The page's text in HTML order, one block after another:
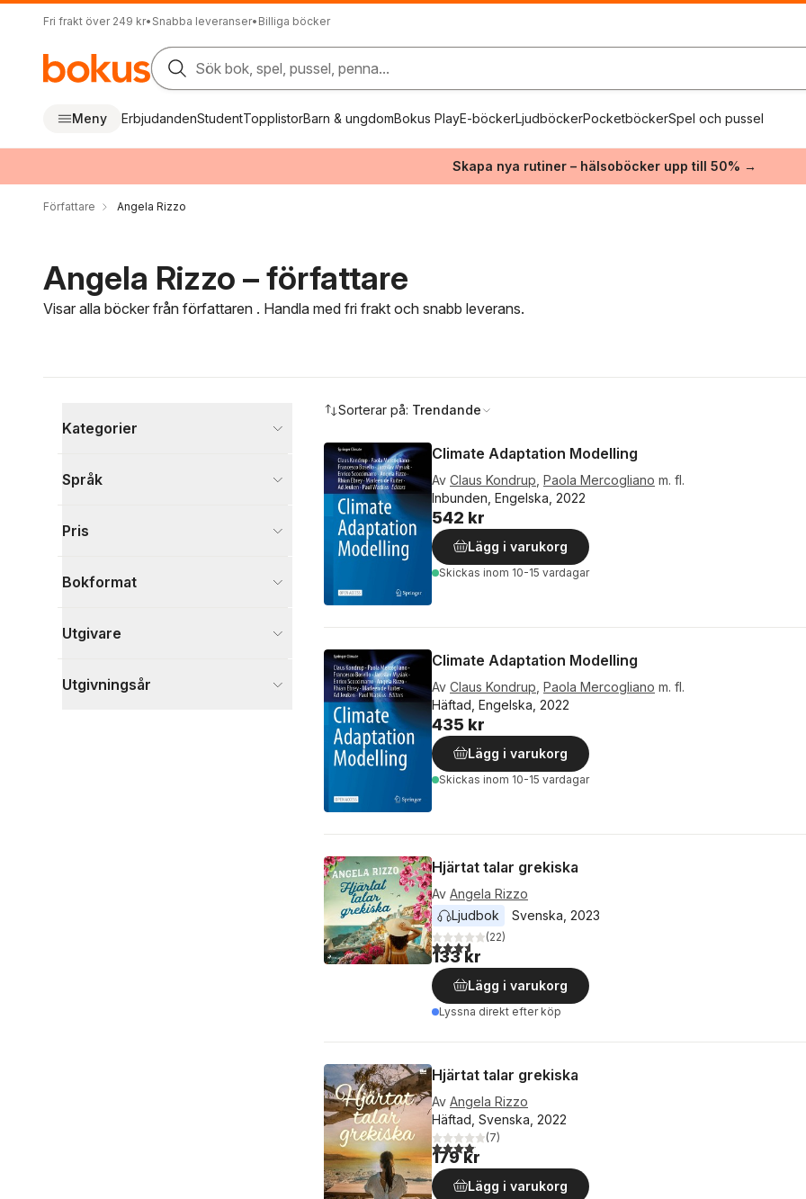
Fri frakt över 249 kr• Snabba leveranser• Billiga böcker
Sök bok, spel, pussel, penna...
Meny ErbjudandenStudentTopplistorBarn & ungdomBokus PlayE-böckerLjudböckerPocketböckerSpel och pussel
Skapa nya rutiner – hälsoböcker upp till 50% →
Författare Angela Rizzo
Angela Rizzo – författare
Visar alla böcker från författaren . Handla med fri frakt och snabb leverans.
Kategorier
Visa fler
Språk
Pris
Bokformat
Utgivare
Utgivningsår
Sorterar på: Trendande
Climate Adaptation Modelling
Av Claus Kondrup Paola Mercogliano m. fl.
Inbunden, Engelska, 2022
542 kr
Lägg i varukorg
Skickas inom 10-15 vardagar
Climate Adaptation Modelling
Av Claus Kondrup Paola Mercogliano m. fl.
Häftad, Engelska, 2022
435 kr
Lägg i varukorg
Skickas inom 10-15 vardagar
Hjärtat talar grekiska
Av Angela Rizzo
Ljudbok
Svenska 2023
3,6utav 5 stjärnor. Totalt antal röster:
(22)
133 kr
Lägg i varukorg
Lyssna direkt efter köp
Hjärtat talar grekiska
Av Angela Rizzo
Häftad, Svenska, 2022
4,1utav 5 stjärnor. Totalt antal röster:
(7)
179 kr
Lägg i varukorg